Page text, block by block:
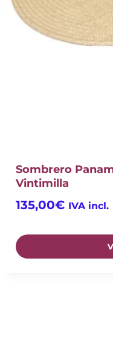
Sombrero
Vintimilla
135,00€ IVA incl.